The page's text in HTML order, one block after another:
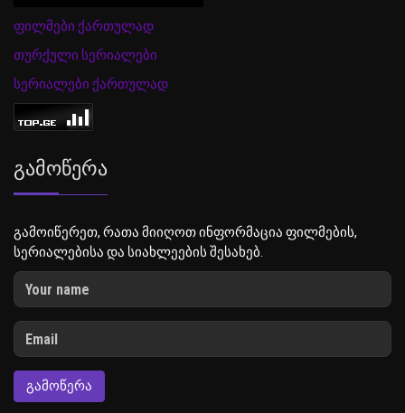
ფილმები ქართულად
თურქული სერიალები
სერიალები ქართულად
Გამოწერა
გამოიწერეთ, რათა მიიღოთ ინფორმაცია ფილმების,
სერიალებისა და სიახლეების შესახებ.
ᲒᲐᲛᲝᲬᲔᲠᲐ